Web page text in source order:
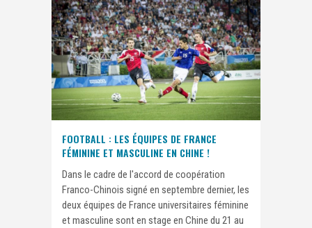
FOOTBALL : LES ÉQUIPES DE FRANCE
FÉMININE ET MASCULINE EN CHINE !
Dans le cadre de l'accord de coopération
Franco-Chinois signé en septembre dernier, les
deux équipes de France universitaires féminine
et masculine sont en stage en Chine du 21 au